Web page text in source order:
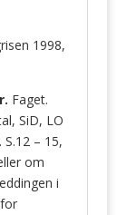
1998,
Faget.
SiD, LO
– 15,
om
i